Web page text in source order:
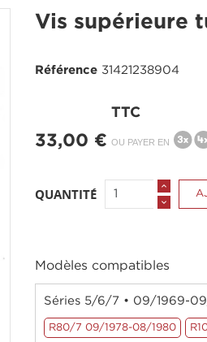
Vis supérieure
Référence 31421238904
33,00 €
TTC
OU PAYER EN
QUANTITÉ
Modèles compatibles
Séries 5/6/7 • 09/1969-
R80/7 09/1978-08/1980